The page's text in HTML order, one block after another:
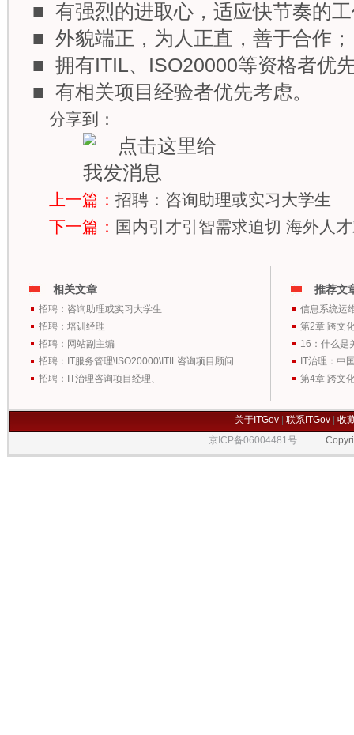
■ 有强烈的进取心，适应快节奏的
■ 外貌端正，为人正直，善于合作；
■ 拥有ITIL、ISO20000等资格者优
■ 有相关项目经验者优先考虑。
分享到：
上一篇： 招聘：咨询助理或实习大学生
下一篇： 国内引才引智需求迫切 海外人
相关文章
招聘：咨询助理或实习大学生
招聘：培训经理
招聘：网站副主编
招聘：IT服务管理\ISO20000\ITIL咨询项目顾问
招聘：IT治理咨询项目经理、
推荐文
信息系统运
第2章 跨文
16：什么是
IT治理：中
第4章 跨文
关于ITGov 联系ITGov
收
京ICP备06004481号